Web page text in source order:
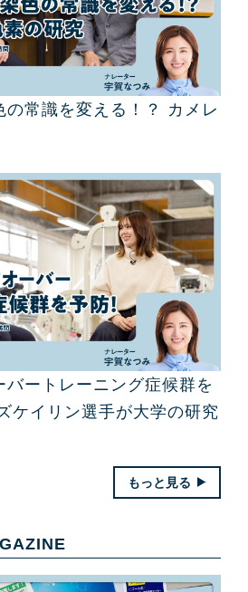
の常識を変える！？ カメレ
バートレーニング症候群を
ケイリン選手が大学の研究
もっと見る